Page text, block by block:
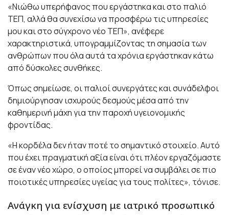
«Νιώθω υπερήφανος που εργάστηκα και στο παλιό
ΤΕΠ, αλλά θα συνεχίσω να προσφέρω τις υπηρεσίες
μου και στο σύγχρονο νέο ΤΕΠ», ανέφερε
χαρακτηριστικά, υπογραμμίζοντας τη σημασία των
ανθρώπων που όλα αυτά τα χρόνια εργάστηκαν κάτω
από δύσκολες συνθήκες.
Όπως σημείωσε, οι παλιοί συνεργάτες και συνάδελφοι
δημιούργησαν ισχυρούς δεσμούς μέσα από την
καθημερινή μάχη για την παροχή υγειονομικής
φροντίδας.
«Η κορδέλα δεν ήταν ποτέ το σημαντικό στοιχείο. Αυτό
που έχει πραγματική αξία είναι ότι πλέον εργαζόμαστε
σε έναν νέο χώρο, ο οποίος μπορεί να συμβάλει σε πιο
ποιοτικές υπηρεσίες υγείας για τους πολίτες», τόνισε.
Ανάγκη για ενίσχυση με ιατρικό προσωπικό